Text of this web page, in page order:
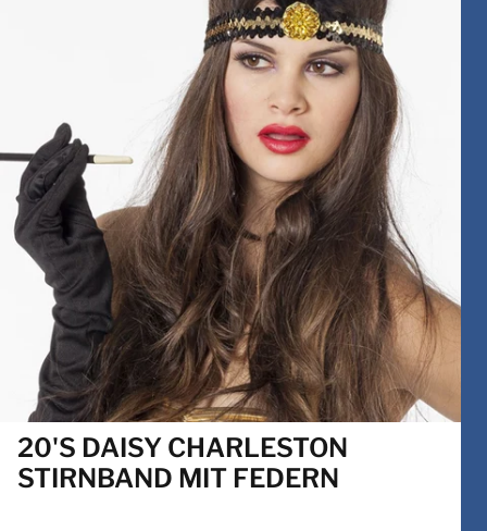
20'S DAISY CHARLESTON
STIRNBAND MIT FEDERN